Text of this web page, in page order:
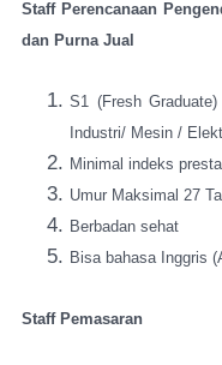
Staff Perencanaan
dan Purna Jual
S1 (Fresh
Industri/ Mesin /
Minimal indeks
Umur Maksimal 27
Berbadan sehat
Bisa bahasa Inggris
Staff Pemasaran